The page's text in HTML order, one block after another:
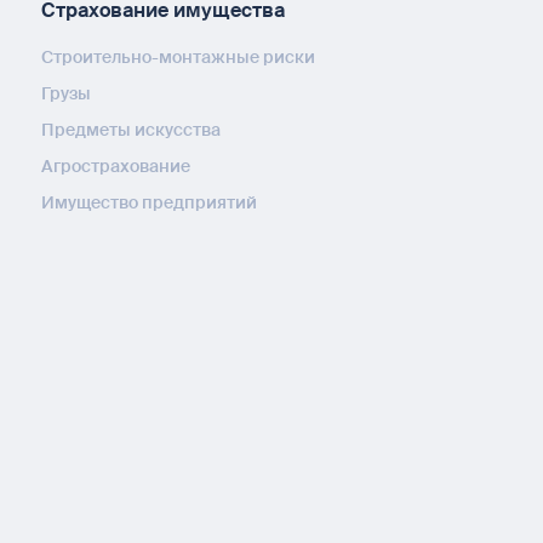
Страхование имущества
Строительно-монтажные риски
Грузы
Предметы искусства
Агрострахование
Имущество предприятий